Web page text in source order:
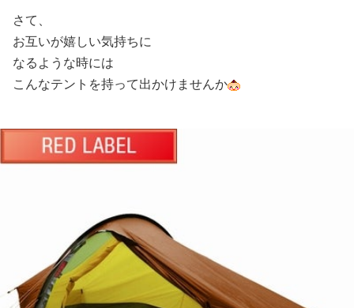
さて、
お互いが嬉しい気持ちに
なるような時には
こんなテントを持って出かけませんか